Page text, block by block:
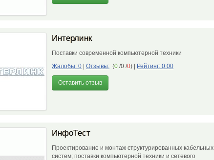
Интерлинк
Поставки современной компьютерной техники
Жалобы: 0
Отзывы: (0 /0 /0) Рейтинг: 0.00
Оставить отзыв
ИнфоТест
Проектирование и монтаж структурированных кабельных
систем; поставки компьютерной техники и сетевого